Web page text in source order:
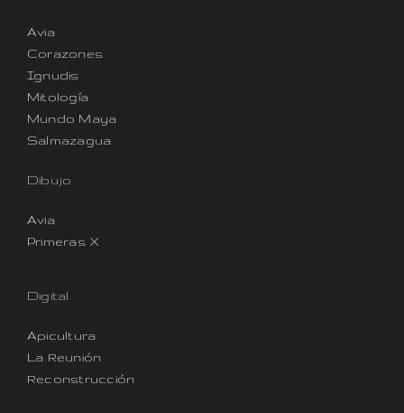
Avia
Corazones
Ignudis
Mitología
Mundo Maya
Salmazagua
Dibujo
Avia
Primeras X
Digital
Apicultura
La Reunión
Reconstrucción